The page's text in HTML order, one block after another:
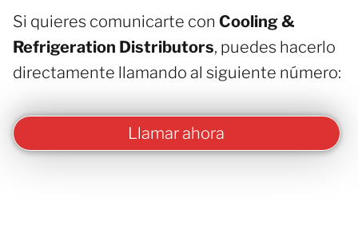
Si quieres comunicarte con Cooling &
Refrigeration Distributors, puedes hacerlo
directamente llamando al siguiente número:
Llamar ahora